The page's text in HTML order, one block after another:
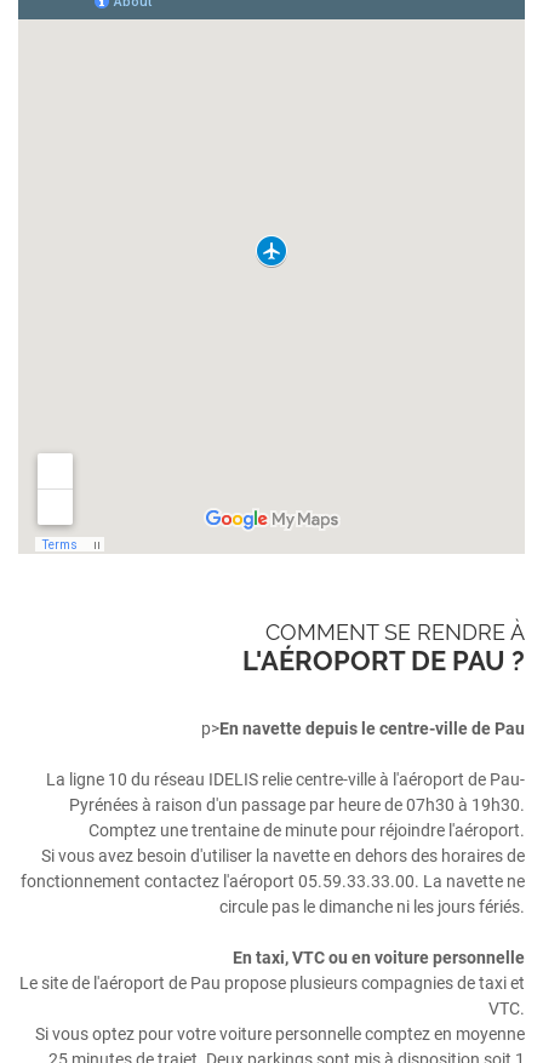
COMMENT SE RENDRE À
L'AÉROPORT DE PAU ?
p>En navette depuis le centre-ville de Pau
La ligne 10 du réseau IDELIS relie centre-ville à l'aéroport de Pau-
Pyrénées à raison d'un passage par heure de 07h30 à 19h30.
Comptez une trentaine de minute pour réjoindre l'aéroport.
Si vous avez besoin d'utiliser la navette en dehors des horaires de
fonctionnement contactez l'aéroport 05.59.33.33.00. La navette ne
circule pas le dimanche ni les jours fériés.
En taxi, VTC ou en voiture personnelle
Le site de l'aéroport de Pau propose plusieurs compagnies de taxi et
VTC.
Si vous optez pour votre voiture personnelle comptez en moyenne